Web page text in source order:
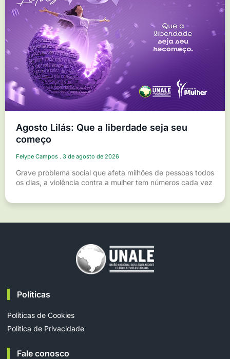
Agosto Lilás: Que a liberdade seja seu
começo
Felype Campos 3 de agosto de 2026
Grave problema social que afeta milhões de pessoas todos
os dias, a violência contra a mulher tem números cada vez
Políticas
Políticas de Cookies
Política de Privacidade
Fale conosco